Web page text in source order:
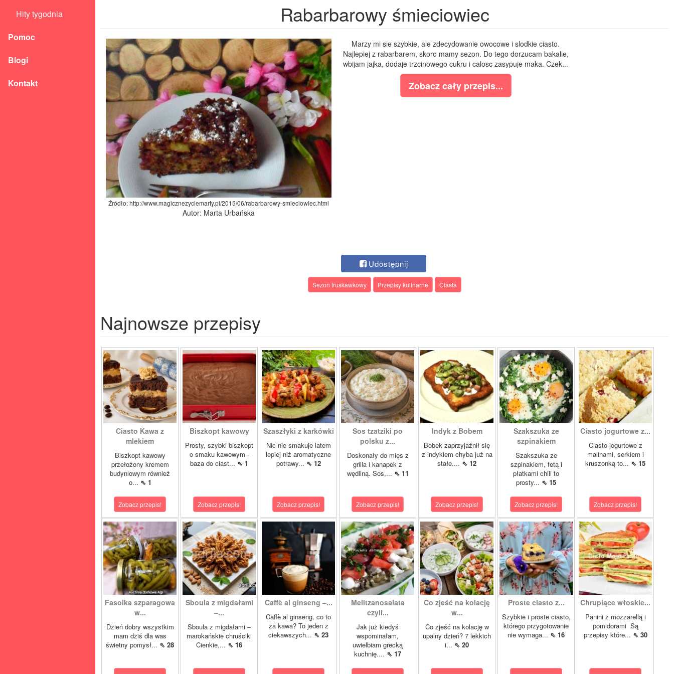
Hity tygodnia
Pomoc
Blogi
Kontakt
Rabarbarowy śmieciowiec
Źródło: http://www.magicznezyciemarty.pl/2015/06/rabarbarowy-smieciowiec.html
Autor: Marta Urbańska
Marzy mi sie szybkie, ale zdecydowanie owocowe i slodkie ciasto.
Najlepiej z rabarbarem, skoro mamy sezon. Do tego dorzucam bakalie,
wbijam jajka, dodaje trzcinowego cukru i calosc zasypuje maka. Czek...
Zobacz cały przepis...
Udostępnij
Sezon truskawkowy Przepisy kulinarne Ciasta
Najnowsze przepisy
Ciasto Kawa z
mlekiem
Biszkopt kawowy
przełożony kremem
budyniowym również
o... ⇖ 1
Zobacz przepis!
Biszkopt kawowy
Prosty, szybki biszkopt
o smaku kawowym -
baza do ciast... ⇖ 1
Zobacz przepis!
Szaszłyki z karkówki
Nic nie smakuje latem
lepiej niż aromatyczne
potrawy... ⇖ 12
Zobacz przepis!
Sos tzatziki po
polsku z...
Doskonały do mięs z
grilla i kanapek z
wędliną. Sos,... ⇖ 11
Zobacz przepis!
Indyk z Bobem
Bobek zaprzyjaźnił się
z indykiem chyba już na
stałe.... ⇖ 12
Zobacz przepis!
Szakszuka ze
szpinakiem
Szakszuka ze
szpinakiem, fetą i
płatkami chili to
prosty... ⇖ 15
Zobacz przepis!
Ciasto jogurtowe z...
Ciasto jogurtowe z
malinami, serkiem i
kruszonką to... ⇖ 15
Zobacz przepis!
Fasolka szparagowa
w...
Dzień dobry wszystkim
mam dziś dla was
świetny pomysł... ⇖ 28
Sboula z migdałami
–...
Sboula z migdałami –
marokańskie chruściki
Cienkie,... ⇖ 16
Caffè al ginseng –...
Caffè al ginseng, co to
za kawa? To jeden z
ciekawszych... ⇖ 23
Melitzanosalata
czyli...
Jak już kiedyś
wspominałam,
uwielbiam grecką
kuchnię.... ⇖ 17
Co zjeść na kolację
w...
Co zjeść na kolację w
upalny dzień? 7 lekkich
i... ⇖ 20
Proste ciasto z...
Szybkie i proste ciasto,
którego przygotowanie
nie wymaga... ⇖ 16
Chrupiące włoskie...
Panini z mozzarellą i
pomidorami Są
przepisy które... ⇖ 30